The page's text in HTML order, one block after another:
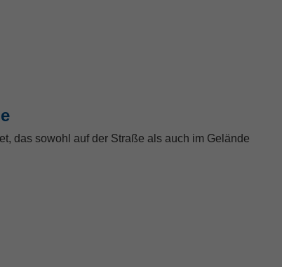
das sowohl auf der Straße als auch im Gelände